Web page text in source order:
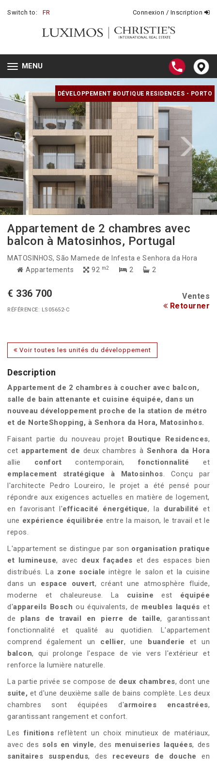
Switch to: FR Connexion / Inscription
Toggle
navigation
MENU
DÉVELOPPEMENT BOUTIQUE RESIDENCES - PORTO
Appartement de 2 chambres avec
balcon à Matosinhos, Portugal
MATOSINHOS, São Mamede de Infesta e Senhora da Hora
Appartements
92 m2 2 2
€ 336 700 Ventes
RÉFÉRENCE: LS05652-C Retourner
Voir toutes les unités du développement
Description
Appartement de 2 chambres à coucher avec balcon,
salle de bain attenante et cuisine équipée, dans un
nouveau développement proche de la station de métro
et de NorteShopping, à Senhora da Hora, Matosinhos.
Faisant partie du nouveau projet
Boutique Residences,
cet appartement de deux chambres à Senhora da Hora
allie confort contemporain,fonctionnalité
et
emplacement stratégique à Matosinhos. Conçu par
l'architecte Pedro Loureiro, le projet a été pensé pour
répondre aux exigences actuelles en matière de logement,
en favorisant l'efficacité énergétique, la durabilité et
une expérience équilibrée entre la maison, le travail et le
repos.
L'appartement se distingue par son organisation pratique
et lumineuse, avec deux façades et des espaces bien
distribués. La zone socialeintègre le salon et la cuisine
dans un espace ouvert, créant une atmosphère fluide,
moderne et chaleureuse. La cuisine est équipée
d'appareils Bosch ou équivalents, de meubles laqués et
de plans de travail en pierre de taille, garantissant
fonctionnalité et qualité au quotidien. L'appartement
comprend également un cellier, une buanderie et un
balcon, qui prolonge l'espace de vie vers l'extérieur et
renforce la lumière naturelle.
La partie privée se compose de deux chambres, dont une
suite, et d'une deuxième salle de bains complète. Les deux
chambres sont équipées d'armoires encastrées,
garantissant rangement et confort.
Lesfinitions reflètent un choix minutieux de matériaux,
avec des sols en vinyle, des menuiseries laquées, des
sanitaires suspendus, des receveurs de douche en